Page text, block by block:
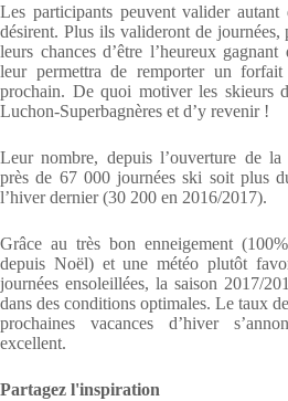
Les participants peuvent valider autant
désirent. Plus ils valideront de journées,
leurs chances d’être l’heureux
leur permettra de remporter un
prochain. De quoi motiver les skieurs
Luchon-Superbagnères et d’y revenir !
Leur nombre, depuis l’ouverture de la
près de 67 000 journées ski soit plus
l’hiver dernier (30 200 en 2016/2017).
Grâce au très bon enneigement
depuis Noël) et une météo plutôt
journées ensoleillées, la saison 2017/
dans des conditions optimales. Le taux
prochaines vacances d’hiver
excellent.
Partagez l'inspiration